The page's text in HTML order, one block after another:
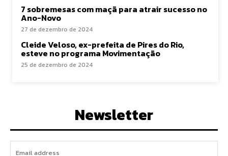
7 sobremesas com maçã para atrair sucesso no
Ano-Novo
27 de dezembro de 2024
Cleide Veloso, ex-prefeita de Pires do Rio,
esteve no programa Movimentação
25 de dezembro de 2024
Newsletter